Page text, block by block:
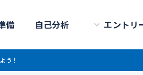
備 自己分析 エントリ
う！